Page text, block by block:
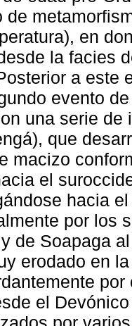
de
en
la facies
a este
evento
una serie
que
macizo
el
hacia
por los
de Soapaga
erodado en
el